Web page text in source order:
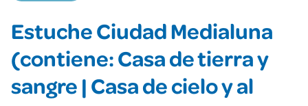
Estuche Ciudad Medialuna
(contiene: Casa de tierra y
sangre | Casa de cielo y al